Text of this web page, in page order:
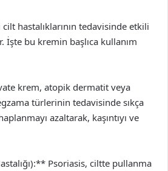
hastalıklarının tedavisinde etkili
İşte bu kremin başlıca kullanım
krem, atopik dermatit veya
türlerinin tedavisinde sıkça
azaltarak, kaşıntıyı ve
Psoriasis, ciltte pullanma